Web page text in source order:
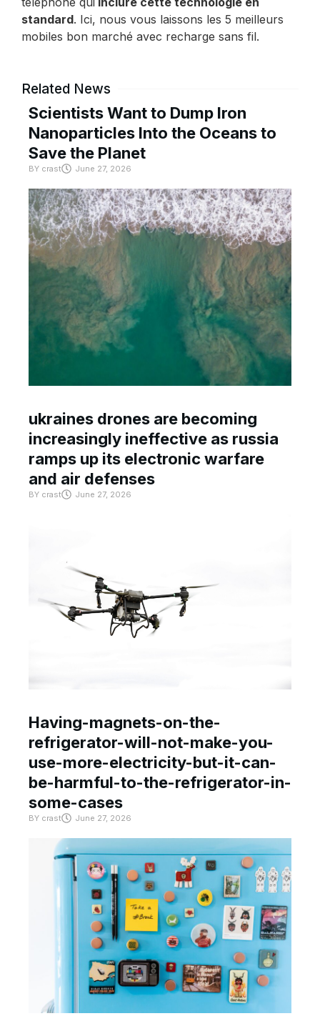
standard. Ici, nous vous laissons les 5 meilleurs
mobiles bon marché avec recharge sans fil.
Related News
Scientists Want to Dump Iron
Nanoparticles Into the Oceans to
Save the Planet
BY crast June 27, 2026
ukraines drones are becoming
increasingly ineffective as russia
ramps up its electronic warfare
and air defenses
BY crast June 27, 2026
Having-magnets-on-the-
refrigerator-will-not-make-you-
use-more-electricity-but-it-can-
be-harmful-to-the-refrigerator-in-
some-cases
BY crast June 27, 2026